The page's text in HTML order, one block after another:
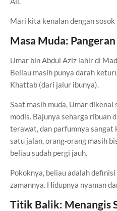
Mari kita kenalan dengan
Masa Muda:
Umar bin Abdul Aziz lahir di
Beliau masih punya darah
Khattab (dari jalur ibunya).
Saat masih muda, Umar dikenal
modis. Bajunya seharga ribuan
terawat, dan parfumnya sangat
satu jalan, orang-orang masih
beliau sudah pergi jauh.
Pokoknya, beliau adalah
zamannya. Hidupnya nyaman
Titik Balik: Menangis